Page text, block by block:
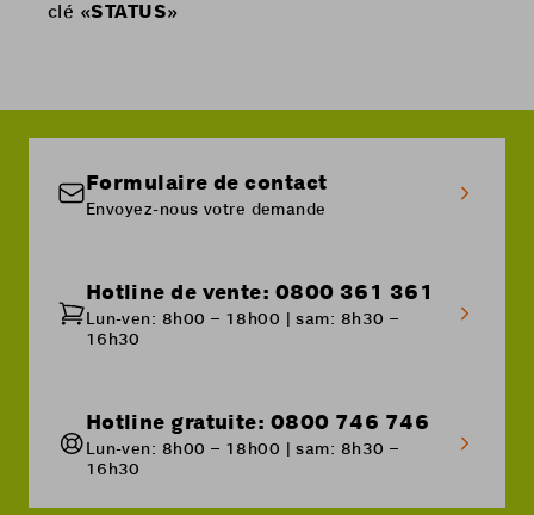
clé «STATUS»
Formulaire de contact
Envoyez-nous votre demande
Hotline de vente: 0800 361 361
Lun-ven: 8h00 – 18h00 | sam: 8h30 –
16h30
Hotline gratuite: 0800 746 746
Lun-ven: 8h00 – 18h00 | sam: 8h30 –
16h30